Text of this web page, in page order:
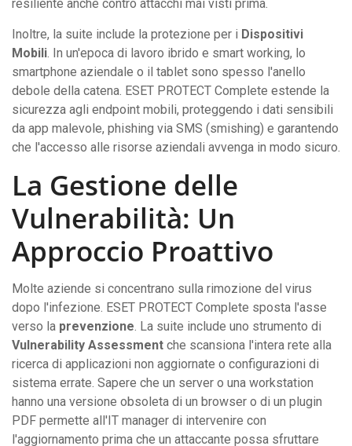
resiliente anche contro attacchi mai visti prima.
Inoltre, la suite include la protezione per i Dispositivi
Mobili. In un'epoca di lavoro ibrido e smart working, lo
smartphone aziendale o il tablet sono spesso l'anello
debole della catena. ESET PROTECT Complete estende la
sicurezza agli endpoint mobili, proteggendo i dati sensibili
da app malevole, phishing via SMS (smishing) e garantendo
che l'accesso alle risorse aziendali avvenga in modo sicuro.
La Gestione delle
Vulnerabilità: Un
Approccio Proattivo
Molte aziende si concentrano sulla rimozione del virus
dopo l'infezione. ESET PROTECT Complete sposta l'asse
verso la prevenzione. La suite include uno strumento di
Vulnerability Assessment che scansiona l'intera rete alla
ricerca di applicazioni non aggiornate o configurazioni di
sistema errate. Sapere che un server o una workstation
hanno una versione obsoleta di un browser o di un plugin
PDF permette all'IT manager di intervenire con
l'aggiornamento prima che un attaccante possa sfruttare